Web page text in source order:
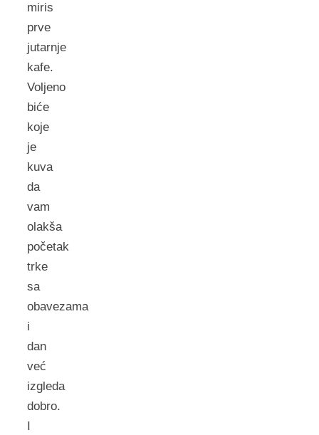
miris
prve
jutarnje
kafe.
Voljeno
biće
koje
je
kuva
da
vam
olakša
početak
trke
sa
obavezama
i
dan
već
izgleda
dobro.